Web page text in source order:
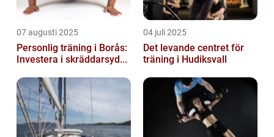
07 augusti 2025
Personlig träning i Borås:
Investera i skräddarsyd...
04 juli 2025
Det levande centret för
träning i Hudiksvall